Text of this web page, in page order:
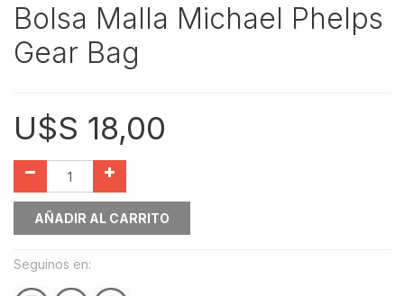
Bolsa Malla Michael Phelps
Gear Bag
U$S 18,00
AÑADIR AL CARRITO
Seguinos en: